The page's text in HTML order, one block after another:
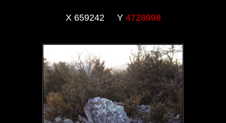
X 659242 Y 4728998